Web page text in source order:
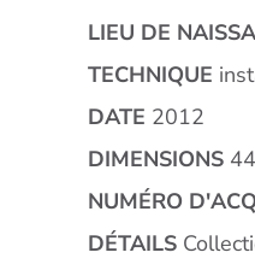
LIEU DE
TECHNIQUE
DATE 2012
DIMENSIONS
NUMÉRO
DÉTAILS